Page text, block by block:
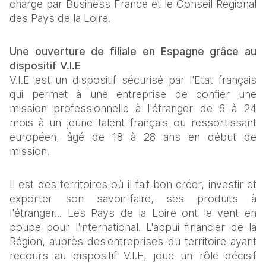
charge par Business France et le Conseil Régional
des Pays de la Loire.
Une ouverture de filiale en Espagne grâce au
dispositif V.I.E
V.I.E est un dispositif sécurisé par l'Etat français
qui permet à une entreprise de confier une
mission professionnelle à l'étranger de 6 à 24
mois à un jeune talent français ou ressortissant
européen, âgé de 18 à 28 ans en début de
mission.
Il est des territoires où il fait bon créer, investir et
exporter son savoir-faire, ses produits à
l'étranger... Les Pays de la Loire ont le vent en
poupe pour l'international. L'appui financier de la
Région, auprès des entreprises du territoire ayant
recours au dispositif V.I.E, joue un rôle décisif